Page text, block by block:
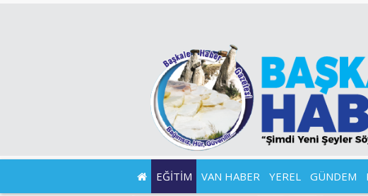
EĞİTİM VAN HABER YEREL GÜNDEM